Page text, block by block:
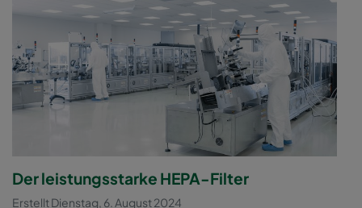
Der leistungsstarke HEPA-Filter
Erstellt Dienstag, 6. August 2024